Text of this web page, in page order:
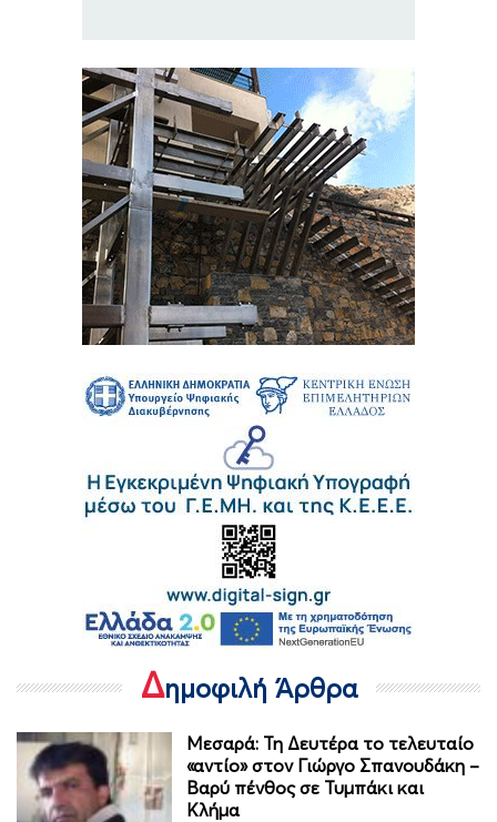
Δημοφιλή Άρθρα
Μεσαρά: Τη Δευτέρα το τελευταίο
«αντίο» στον Γιώργο Σπανουδάκη –
Βαρύ πένθος σε Τυμπάκι και
Κλήμα